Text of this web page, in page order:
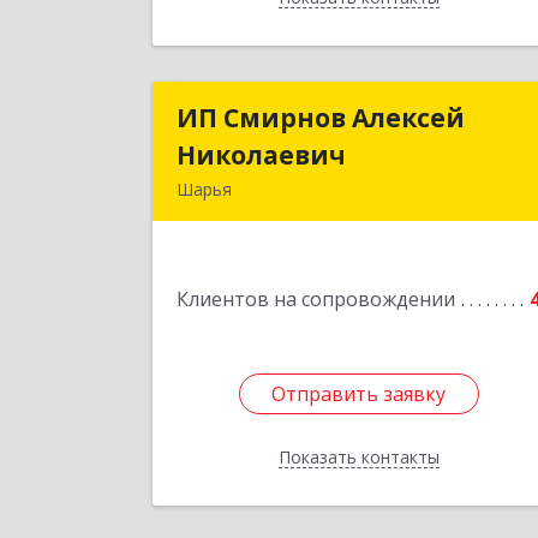
ИП Смирнов Алексей
Николаевич
Шарья
Клиентов на сопровождении
Отправить заявку
Показать контакты
ИП Смирнов Алексей
Отправить заявку
Назад